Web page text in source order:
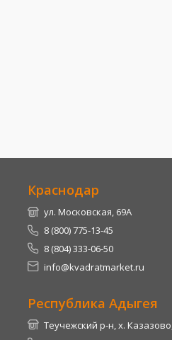
Краснодар
ул. Московская, 69А
8 (800) 775-13-45
8 (804) 333-06-50
info@kvadratmarket.ru
Республика Адыгея
Теучежский р-н, х.